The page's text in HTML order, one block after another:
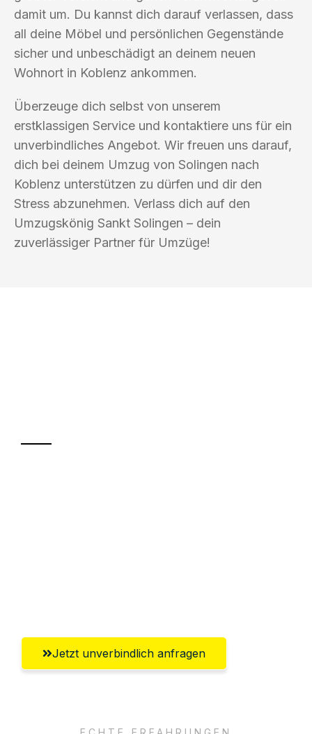
damit um. Du kannst dich darauf verlassen, dass
all deine Möbel und persönlichen Gegenstände
sicher und unbeschädigt an deinem neuen
Wohnort in Koblenz ankommen.
Überzeuge dich selbst von unserem
erstklassigen Service und kontaktiere uns für ein
unverbindliches Angebot. Wir freuen uns darauf,
dich bei deinem Umzug von Solingen nach
Koblenz unterstützen zu dürfen und dir den
Stress abzunehmen. Verlass dich auf den
Umzugskönig Sankt Solingen – dein
zuverlässiger Partner für Umzüge!
Jetzt unverbindlich anfragen